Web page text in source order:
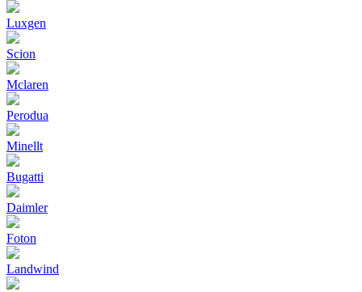
Luxgen
Scion
Mclaren
Perodua
Minellt
Bugatti
Daimler
Foton
Landwind